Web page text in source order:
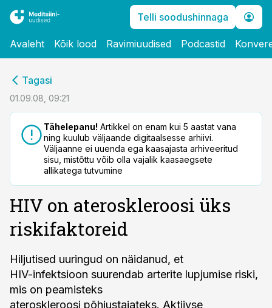
Telli soodushinnaga
Avaleht Kõik lood Ravimiuudised Podcastid
Tagasi
01.09.08, 09:21
Tähelepanu! Artikkel on enam kui 5 aastat vana
ning kuulub väljaande digitaalsesse arhiivi.
Väljaanne ei uuenda ega kaasajasta arhiveeritud
sisu, mistõttu võib olla vajalik kaasaegsete
allikatega tutvumine
HIV on ateroskleroosi üks
riskifaktoreid
Hiljutised uuringud on näidanud, et
HIV-infektsioon suurendab arterite lupjumise riski,
mis on peamisteks
ateroskleroosi põhjustajateks. Aktiivse